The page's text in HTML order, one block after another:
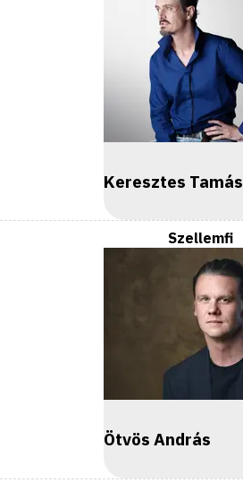
Keresztes Tamás
Szellemfi
Ötvös András